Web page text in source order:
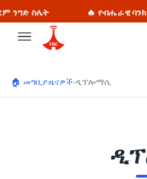
🔥 የብሔራዊ ባንክ ገዥ ኢዮብ ተካልኝ
🏠 መግቢያ›ዜናዎች›ዲፕሎማሲ